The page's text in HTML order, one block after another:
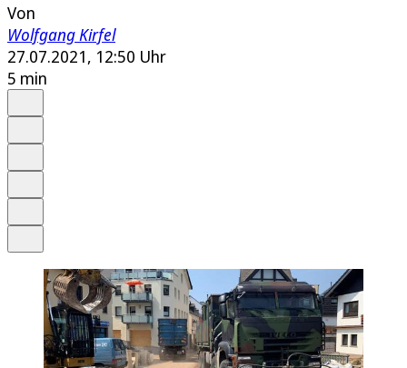
Von
Wolfgang Kirfel
27.07.2021, 12:50 Uhr
5 min